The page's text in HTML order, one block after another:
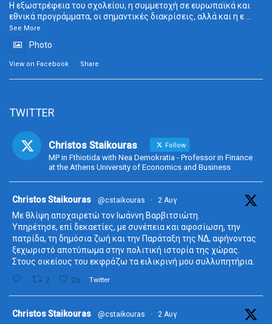
Η εξωστρέφεια του σχολείου, η συμμετοχή σε ευρωπαϊκά και
εθνικά προγράμματα, οι σημαντικές διακρίσεις, αλλά και η ε...
See More
Photo
View on Facebook · Share
TWITTER
Christos Staikouras Follow
MP in Fthiotida with Nea Demokratia - Professor in Finance
at the Athens University of Economics and Business
Christos Staikouras @cstaikouras · 2 Αυγ
Με θλίψη αποχαιρετώ τον Ιωάννη Βαρβιτσιώτη.
Υπηρέτησε, επί δεκαετίες, με συνέπεια και αφοσίωση, την
πατρίδα, τη δημόσια ζωή και την Παράταξη της ΝΔ, αφήνοντας
ξεχωριστό αποτύπωμα στην πολιτική ιστορία της χώρας.
Στους οικείους του εκφράζω τα ειλικρινή μου συλλυπητήρια.
2 26 Twitter
Christos Staikouras @cstaikouras · 2 Αυγ